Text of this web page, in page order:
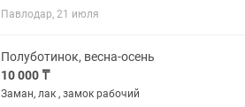
Павлодар, 21 июля
Полуботинок, весна-осень
10 000 ₸
Заман, лак , замок рабочий